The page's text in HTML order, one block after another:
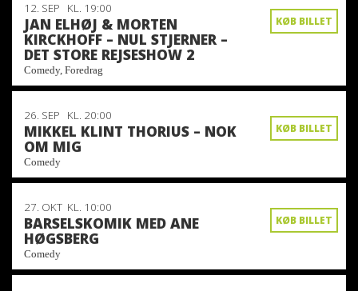
12. SEP KL. 19:00
JAN ELHØJ & MORTEN
KIRCKHOFF – NUL STJERNER –
DET STORE REJSESHOW 2
Comedy, Foredrag
KØB BILLET
26. SEP KL. 20:00
MIKKEL KLINT THORIUS – NOK
OM MIG
Comedy
KØB BILLET
27. OKT KL. 10:00
BARSELSKOMIK MED ANE
HØGSBERG
Comedy
KØB BILLET